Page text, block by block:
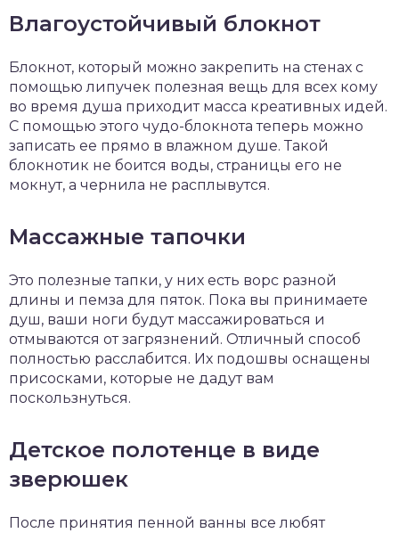
Влагоустойчивый блокнот
Блокнот, который можно закрепить на стенах с
помощью липучек полезная вещь для всех кому
во время душа приходит масса креативных идей.
С помощью этого чудо-блокнота теперь можно
записать ее прямо в влажном душе. Такой
блокнотик не боится воды, страницы его не
мокнут, а чернила не расплывутся.
Массажные тапочки
Это полезные тапки, у них есть ворс разной
длины и пемза для пяток. Пока вы принимаете
душ, ваши ноги будут массажироваться и
отмываются от загрязнений. Отличный способ
полностью расслабится. Их подошвы оснащены
присосками, которые не дадут вам
поскользнуться.
Детское полотенце в виде
зверюшек
После принятия пенной ванны все любят